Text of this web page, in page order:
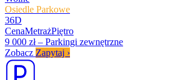
Osiedle Parkowe
36D
CenaMetrażPiętro
9 000 zł – Parkingi zewnętrzne
Zobacz Zapytaj ›